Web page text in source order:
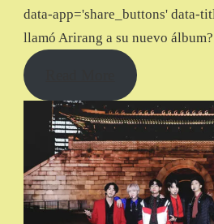
data-app='share_buttons' data-
llamó Arirang a su nuevo